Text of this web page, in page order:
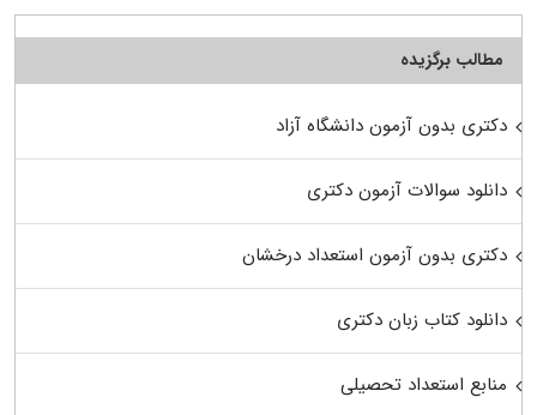
مطالب برگزیده
دکتری بدون آزمون دانشگاه آزاد
دانلود سوالات آزمون دکتری
دکتری بدون آزمون استعداد درخشان
دانلود کتاب زبان دکتری
منابع استعداد تحصیلی